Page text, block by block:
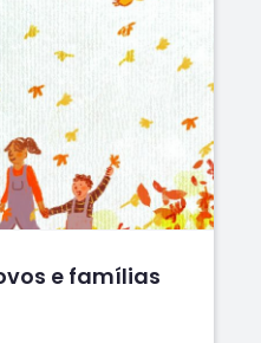
e famílias